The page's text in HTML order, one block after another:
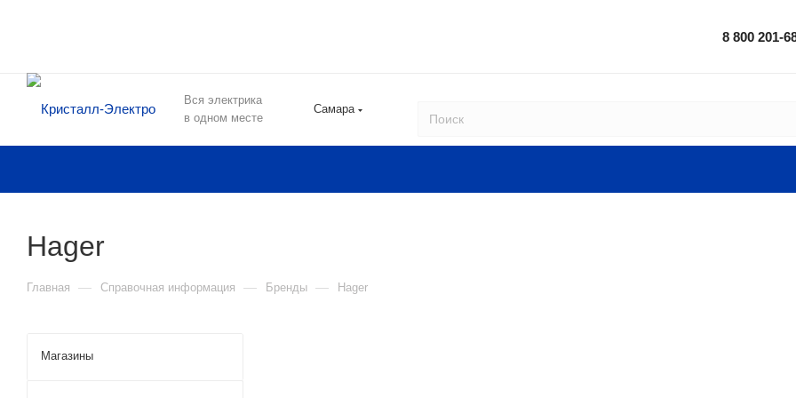
8 800 201-
Вся электрика
в одном месте
Самара
Hager
Главная — Справочная информация — Бренды — Hager
Магазины